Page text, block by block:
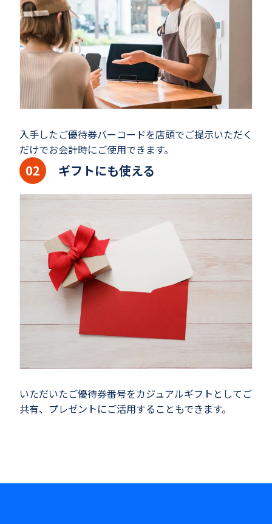
入手したご優待券バーコードを店頭でご提示いただく
だけでお会計時にご使用できます。
ギフトにも使える
いただいたご優待券番号をカジュアルギフトとしてご
共有、プレゼントにご活用することもできます。